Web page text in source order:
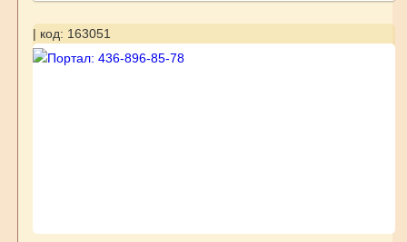
| код: 163051